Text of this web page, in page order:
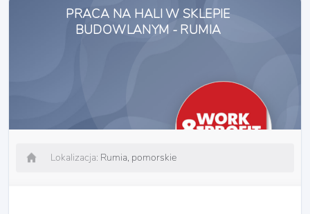
PRACA NA HALI W SKLEPIE
BUDOWLANYM - RUMIA
Lokalizacja: Rumia, pomorskie